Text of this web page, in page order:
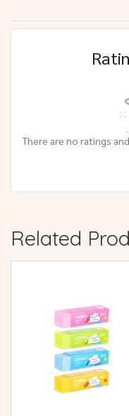
There are no ratings
Related